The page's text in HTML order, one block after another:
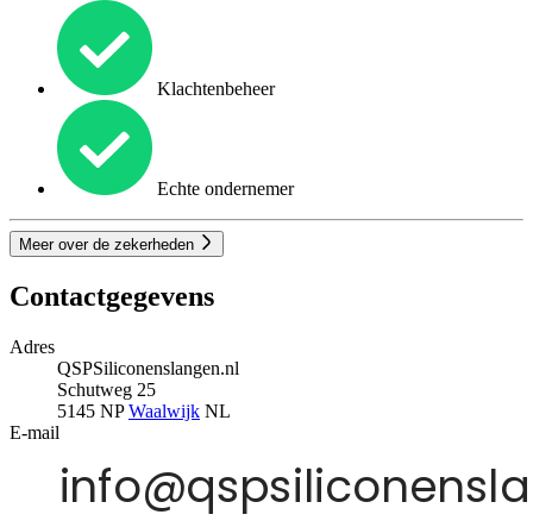
Klachtenbeheer
Echte ondernemer
Meer over de zekerheden
Contactgegevens
Adres
QSPSiliconenslangen.nl
Schutweg 25
5145 NPWaalwijk NL
E-mail